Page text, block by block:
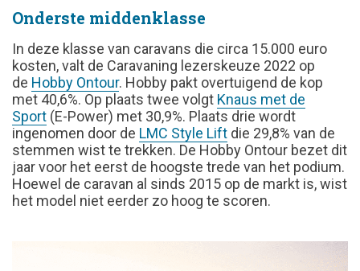
Onderste middenklasse
In deze klasse van caravans die circa 15.000 euro
kosten, valt de Caravaning lezerskeuze 2022 op
de Hobby Ontour. Hobby pakt overtuigend de kop
met 40,6%. Op plaats twee volgt Knaus met de
Sport (E-Power) met 30,9%. Plaats drie wordt
ingenomen door de LMC Style Lift die 29,8% van de
stemmen wist te trekken. De Hobby Ontour bezet dit
jaar voor het eerst de hoogste trede van het podium.
Hoewel de caravan al sinds 2015 op de markt is, wist
het model niet eerder zo hoog te scoren.